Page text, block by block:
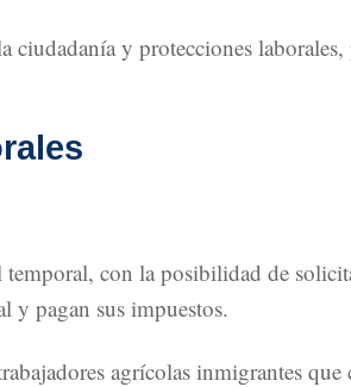
y protecciones
con la posibilidad de
y pagan sus impuestos.
agrícolas inmigrantes